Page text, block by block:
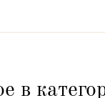
в